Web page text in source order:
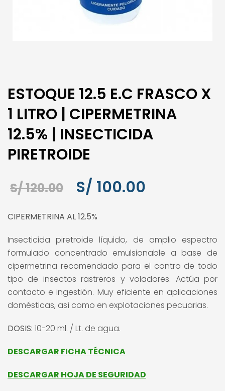
ESTOQUE 12.5 E.C FRASCO X
1 LITRO | CIPERMETRINA
12.5% | INSECTICIDA
PIRETROIDE
S/120.00
El
original
era:
S/ 120.00.
S/ 100.00
es:
S/ 100.00.
CIPERMETRINA AL 12.5%
Insecticida piretroide líquido, de amplio espectro
formulado concentrado emulsionable a base de
cipermetrina recomendado para el contro de todo
tipo de insectos rastreros y voladores. Actúa por
contacto e ingestión. Muy eficiente en aplicaciones
domésticas, así como en explotaciones pecuarias.
DOSIS: 10-20 ml. / Lt. de agua.
DESCARGAR FICHA TÉCNICA
DESCARGAR HOJA DE SEGURIDAD